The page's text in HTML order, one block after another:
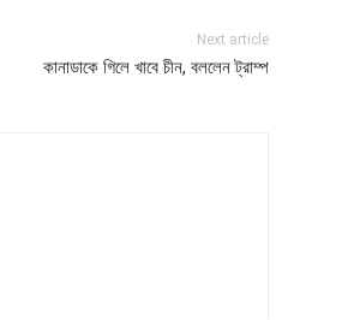
Next article
কানাডাকে গিলে খাবে চীন, বললেন ট্রাম্প